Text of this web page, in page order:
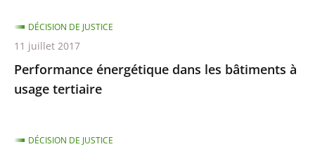
Performance énergétique dans les bâtiments à
usage tertiaire
DÉCISION DE JUSTICE
11 juillet 2017
DÉCISION DE JUSTICE